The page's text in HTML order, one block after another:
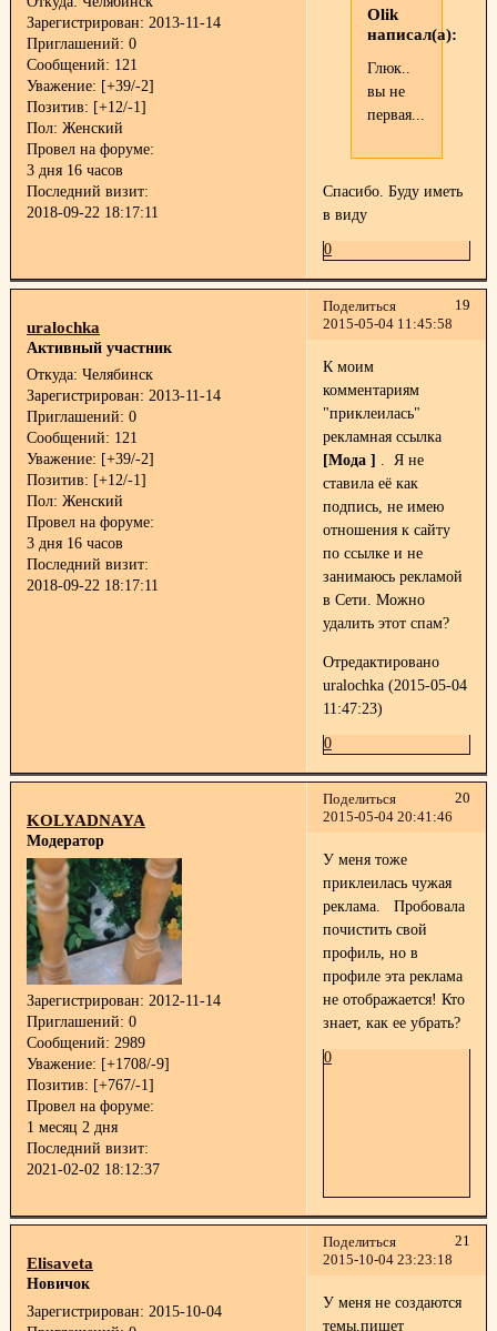
Зарегистрирован: 2013-11-14
Приглашений: 0
Сообщений: 121
Уважение: [+39/-2]
Позитив: [+12/-1]
Пол: Женский
Провел на форуме:
3 дня 16 часов
Последний визит:
2018-09-22 18:17:11
Olik
написал(а):
Глюк..
вы не
первая...
Спасибо. Буду иметь
в виду
0
Поделиться
19
2015-05-04 11:45:58
uralochka
Активный участник
Откуда: Челябинск
Зарегистрирован: 2013-11-14
Приглашений: 0
Сообщений: 121
Уважение: [+39/-2]
Позитив: [+12/-1]
Пол: Женский
Провел на форуме:
3 дня 16 часов
Последний визит:
2018-09-22 18:17:11
К моим
комментариям
"приклеилась"
рекламная ссылка
[Мода ] . Я не
ставила её как
подпись, не имею
отношения к сайту
по ссылке и не
занимаюсь рекламой
в Сети. Можно
удалить этот спам?
Отредактировано
uralochka (2015-05-04
11:47:23)
0
Поделиться
20
2015-05-04 20:41:46
KOLYADNAYA
Модератор
Зарегистрирован: 2012-11-14
Приглашений: 0
Сообщений: 2989
Уважение: [+1708/-9]
Позитив: [+767/-1]
Провел на форуме:
1 месяц 2 дня
Последний визит:
2021-02-02 18:12:37
У меня тоже
приклеилась чужая
реклама.
Пробовала
почистить свой
профиль, но в
профиле эта реклама
не отображается! Кто
знает, как ее убрать?
0
Поделиться
21
2015-10-04 23:23:18
Elisaveta
Новичок
Зарегистрирован: 2015-10-04
У меня не создаются
темы,пишет